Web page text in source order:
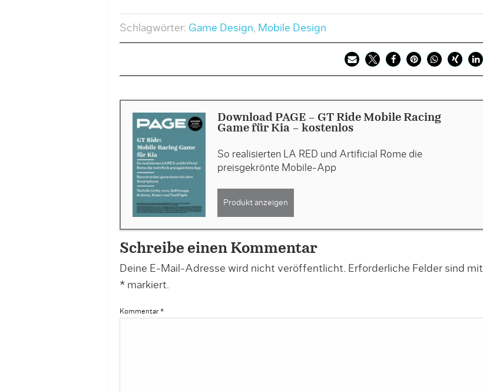
Schlagwörter: Game Design, Mobile Design
Download PAGE - GT Ride Mobile Racing
Game für Kia - kostenlos
So realisierten LA RED und Artificial Rome die
preisgekrönte Mobile-App
Produkt anzeigen
Schreibe einen Kommentar
Deine E-Mail-Adresse wird nicht veröffentlicht. Erforderliche Felder sind mit
*markiert.
Kommentar *